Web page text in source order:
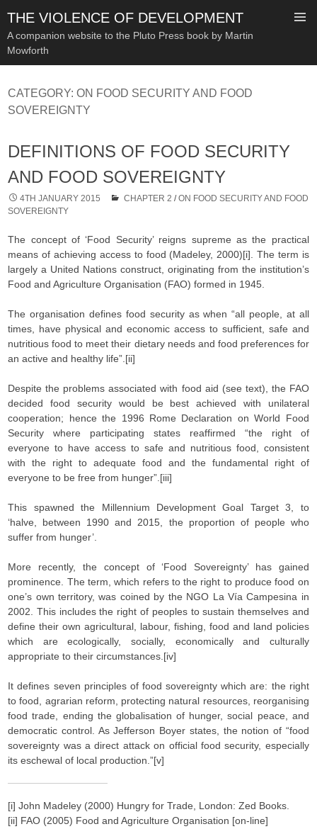
THE VIOLENCE OF DEVELOPMENT
A companion website to the Pluto Press book by Martin
Mowforth
TO
CATEGORY:ON FOOD SECURITY AND FOOD
SOVEREIGNTY
DEFINITIONS OF FOOD SECURITY
AND FOOD SOVEREIGNTY
4TH JANUARY 2015 CHAPTER 2 /ON FOOD SECURITY AND FOOD
SOVEREIGNTY
The concept of ‘Food Security’ reigns supreme as the practical
means of achieving access to food (Madeley, 2000)[i]. The term is
largely a United Nations construct, originating from the institution’s
Food and Agriculture Organisation (FAO) formed in 1945.
The organisation defines food security as when “all people, at all
times, have physical and economic access to sufficient, safe and
nutritious food to meet their dietary needs and food preferences for
an active and healthy life”.[ii]
Despite the problems associated with food aid (see text), the FAO
decided food security would be best achieved with unilateral
cooperation; hence the 1996 Rome Declaration on World Food
Security where participating states reaffirmed “the right of
everyone to have access to safe and nutritious food, consistent
with the right to adequate food and the fundamental right of
everyone to be free from hunger”.[iii]
This spawned the Millennium Development Goal Target 3, to
‘halve, between 1990 and 2015, the proportion of people who
suffer from hunger’.
More recently, the concept of ‘Food Sovereignty’ has gained
prominence. The term, which refers to the right to produce food on
one’s own territory, was coined by the NGO La Vía Campesina in
2002. This includes the right of peoples to sustain themselves and
define their own agricultural, labour, fishing, food and land policies
which are ecologically, socially, economically and culturally
appropriate to their circumstances.[iv]
It defines seven principles of food sovereignty which are: the right
to food, agrarian reform, protecting natural resources, reorganising
food trade, ending the globalisation of hunger, social peace, and
democratic control. As Jefferson Boyer states, the notion of “food
sovereignty was a direct attack on official food security, especially
its eschewal of local production.”[v]
[i] John Madeley (2000) Hungry for Trade, London: Zed Books.
[ii] FAO (2005) Food and Agriculture Organisation [on-line]